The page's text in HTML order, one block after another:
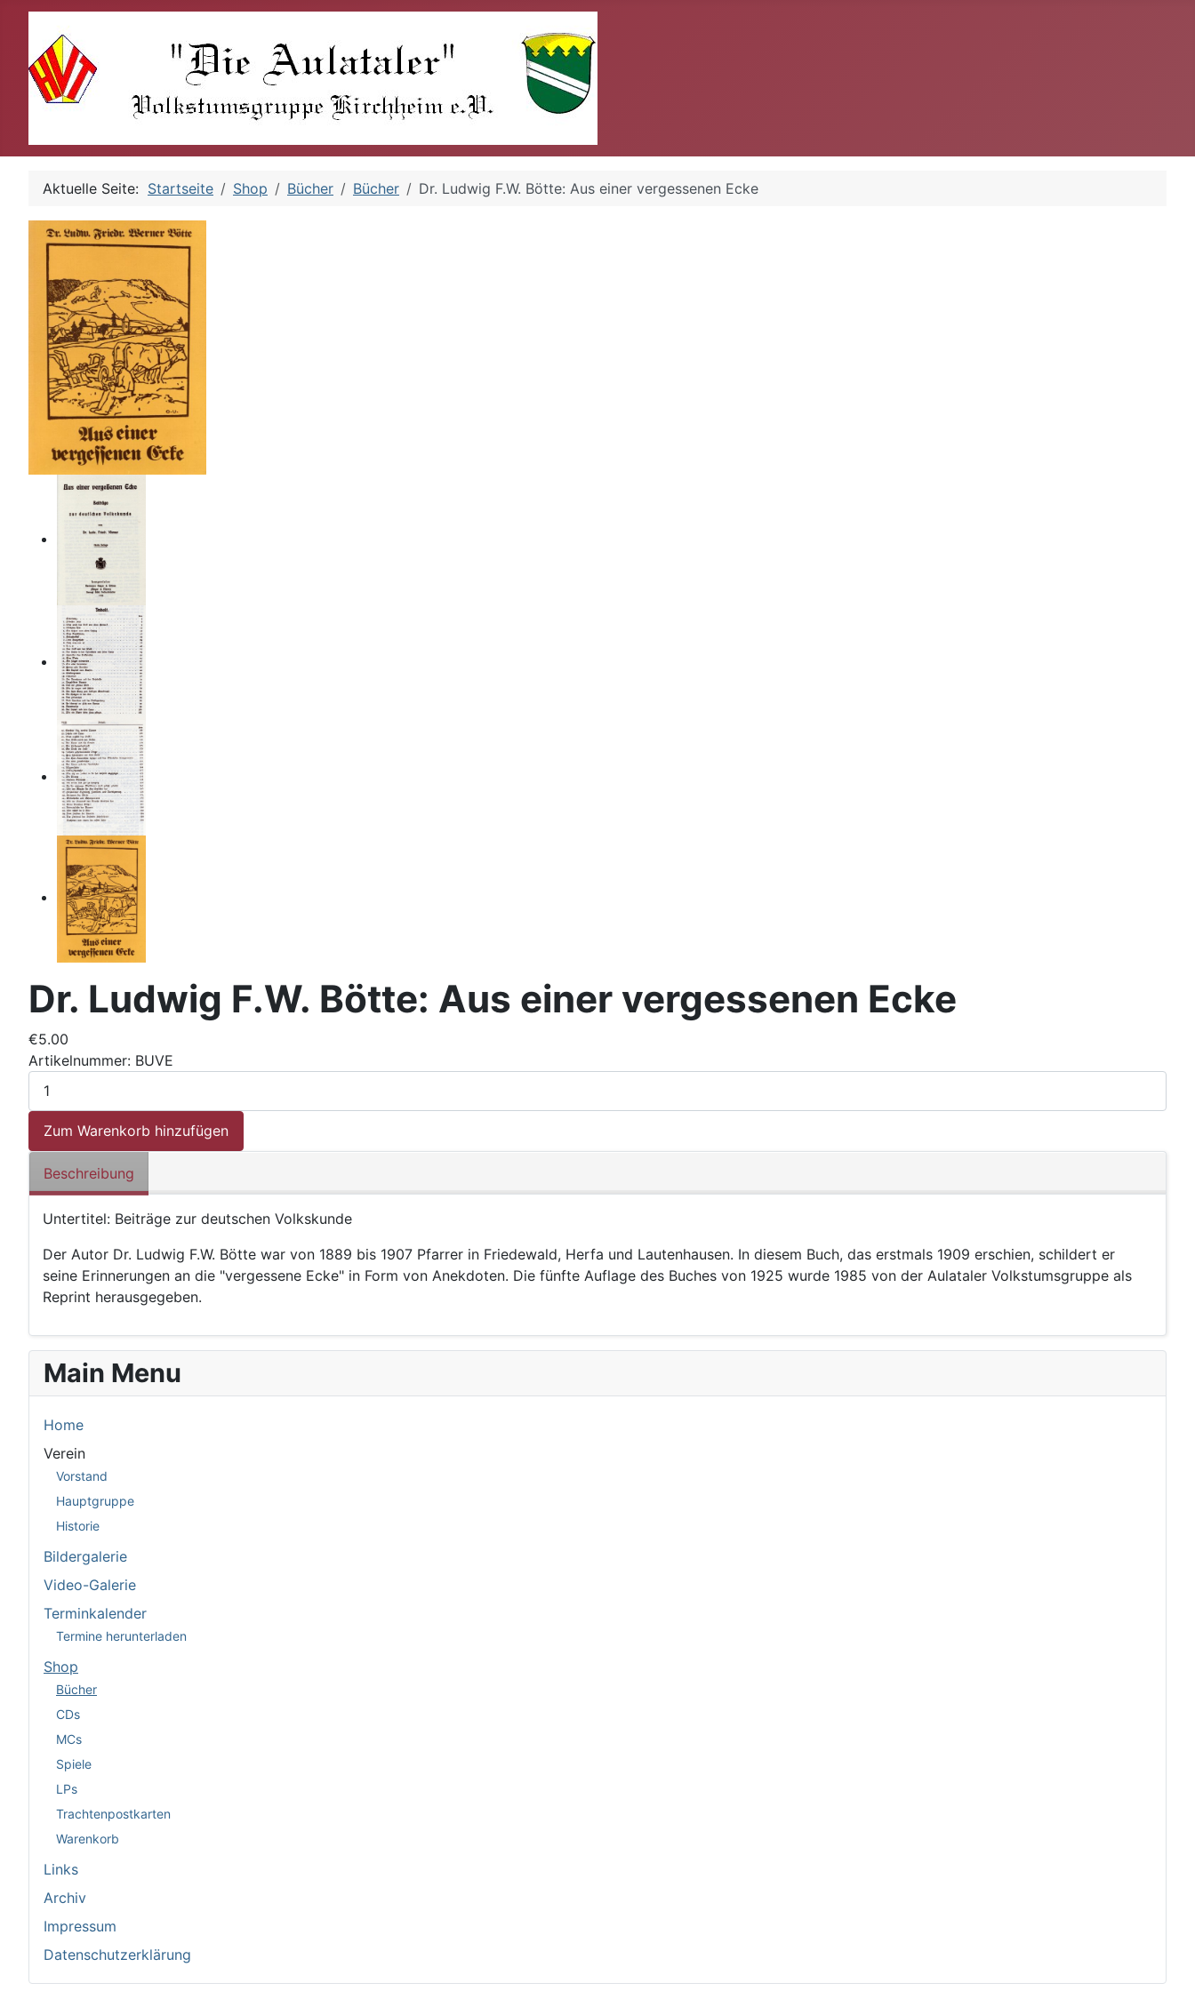
Aktuelle Seite: Startseite Shop Bücher Bücher Dr. Ludwig F.W. Bötte: Aus einer vergessenen Ecke
Dr. Ludwig F.W. Bötte: Aus einer vergessenen Ecke
€5.00
Artikelnummer: BUVE
Beschreibung
Untertitel: Beiträge zur deutschen Volkskunde
Der Autor Dr. Ludwig F.W. Bötte war von 1889 bis 1907 Pfarrer in Friedewald, Herfa und Lautenhausen. In diesem Buch, das erstmals 1909 erschien, schildert er
seine Erinnerungen an die "vergessene Ecke" in Form von Anekdoten. Die fünfte Auflage des Buches von 1925 wurde 1985 von der Aulataler Volkstumsgruppe als
Reprint herausgegeben.
Main Menu
Home
Verein
Vorstand
Hauptgruppe
Historie
Bildergalerie
Video-Galerie
Terminkalender
Termine herunterladen
Shop
Bücher
CDs
MCs
Spiele
LPs
Trachtenpostkarten
Warenkorb
Links
Archiv
Impressum
Datenschutzerklärung